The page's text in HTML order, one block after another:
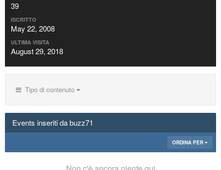
39
ISCRITTO
May 22, 2008
ULTIMA VISITA
August 29, 2018
Tipo di contenuto
Events inseriti da buzz71
ORDINA PER